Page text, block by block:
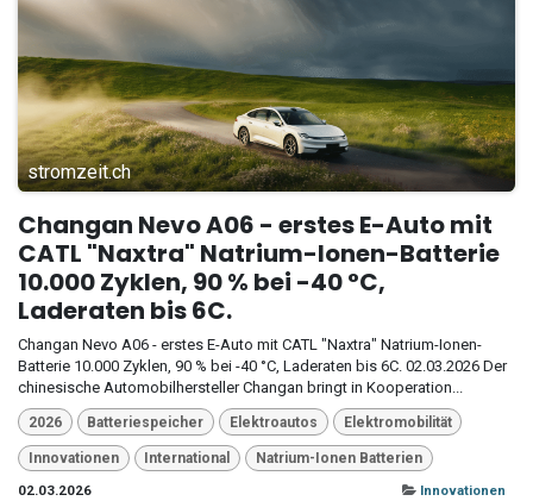
stromzeit.ch
Changan Nevo A06 - erstes E-Auto mit
CATL "Naxtra" Natrium-Ionen-Batterie
10.000 Zyklen, 90 % bei -40 °C,
Laderaten bis 6C.
Changan Nevo A06 - erstes E-Auto mit CATL "Naxtra" Natrium-Ionen-
Batterie 10.000 Zyklen, 90 % bei -40 °C, Laderaten bis 6C. 02.03.2026 Der
chinesische Automobilhersteller Changan bringt in Kooperation...
2026 Batteriespeicher Elektroautos Elektromobilität
Innovationen International
Natrium-Ionen Batterien
02.03.2026
Innovationen